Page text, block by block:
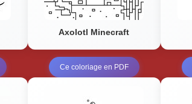
Axolotl Minecraft
Ce coloriage en PDF